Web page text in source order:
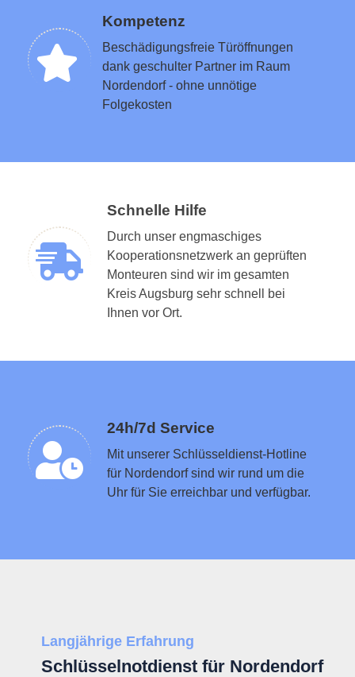
Kompetenz
Beschädigungsfreie Türöffnungen
dank geschulter Partner im Raum
Nordendorf - ohne unnötige
Folgekosten
Schnelle Hilfe
Durch unser engmaschiges
Kooperationsnetzwerk an geprüften
Monteuren sind wir im gesamten
Kreis Augsburg sehr schnell bei
Ihnen vor Ort.
24h/7d Service
Mit unserer Schlüsseldienst-Hotline
für Nordendorf sind wir rund um die
Uhr für Sie erreichbar und verfügbar.
Schlüsseldienst in der Nähe vermitteln
Langjährige Erfahrung
Schlüsselnotdienst für Nordendorf